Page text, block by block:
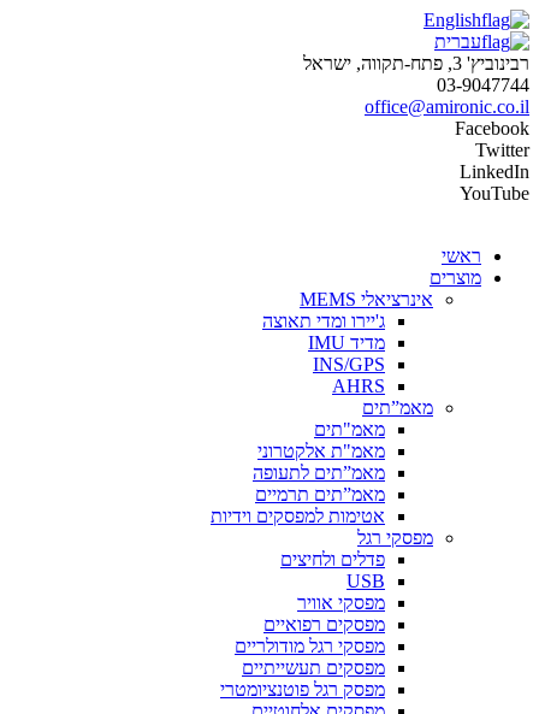
English
עברית
רבינוביץ' 3, פתח-תקווה, ישראל
03-9047744
office@amironic.co.il
Facebook
Twitter
LinkedIn
YouTube
ראשי
מוצרים
אינרציאלי MEMS
ג'יירו ומדי תאוצה
מדיד IMU
INS/GPS
AHRS
מאמ”תים
מאמ"תים
מאמ"ת אלקטרוני
מאמ”תים לתעופה
מאמ”תים תרמיים
אטימות למפסקים וידיות
מפסקי רגל
פדלים ולחיצים
USB
מפסקי אוויר
מפסקים רפואיים
מפסקי רגל מודולריים
מפסקים תעשייתיים
מפסק רגל פוטנציומטרי